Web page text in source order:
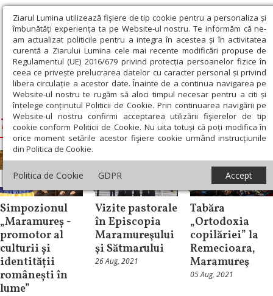
Ziarul Lumina utilizează fişiere de tip cookie pentru a personaliza și
îmbunătăți experiența ta pe Website-ul nostru. Te informăm că ne-
am actualizat politicile pentru a integra în acestea și în activitatea
curentă a Ziarului Lumina cele mai recente modificări propuse de
Regulamentul (UE) 2016/679 privind protecția persoanelor fizice în
ceea ce privește prelucrarea datelor cu caracter personal și privind
libera circulație a acestor date. Înainte de a continua navigarea pe
Website-ul nostru te rugăm să aloci timpul necesar pentru a citi și
înțelege conținutul Politicii de Cookie. Prin continuarea navigării pe
Website-ul nostru confirmi acceptarea utilizării fişierelor de tip
cookie conform Politicii de Cookie. Nu uita totuși că poți modifica în
orice moment setările acestor fişiere cookie urmând instrucțiunile
din Politica de Cookie.
Politica de Cookie GDPR Accept
Ziarul Lumina › Timotei Sătmăreanul
Timotei Sătmăreanul
Știri
Simpozionul
„Maramureș -
promotor al
culturii și
identității
românești în
lume”
Știri
Vizite pastorale
în Episcopia
Maramureşului
şi Sătmarului
26 Aug, 2021
Tabăra
„Ortodoxia
copilăriei” la
Remecioara,
Maramureş
05 Aug, 2021